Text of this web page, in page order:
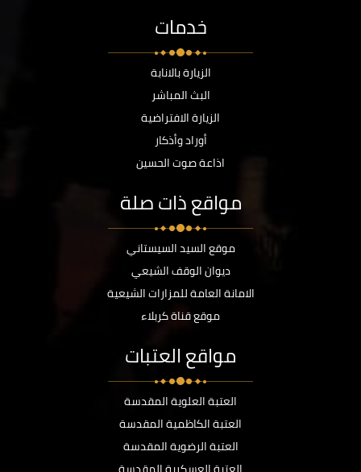
خدمات
الزيارة بالانابة
البث المباشر
الزيارة الافتراضية
أوراد وأذكار
اذاعة صوت الحسين
مواقع ذات صلة
موقع السيد السيستاني
ديوان الوقف الشيعي
الامانة العامة للمزارات الشيعية
موقع قناة كربلاء
مواقع العتبات
العتبة العلوية المقدسة
العتبة الكاظمية المقدسة
العتبة الرضوية المقدسة